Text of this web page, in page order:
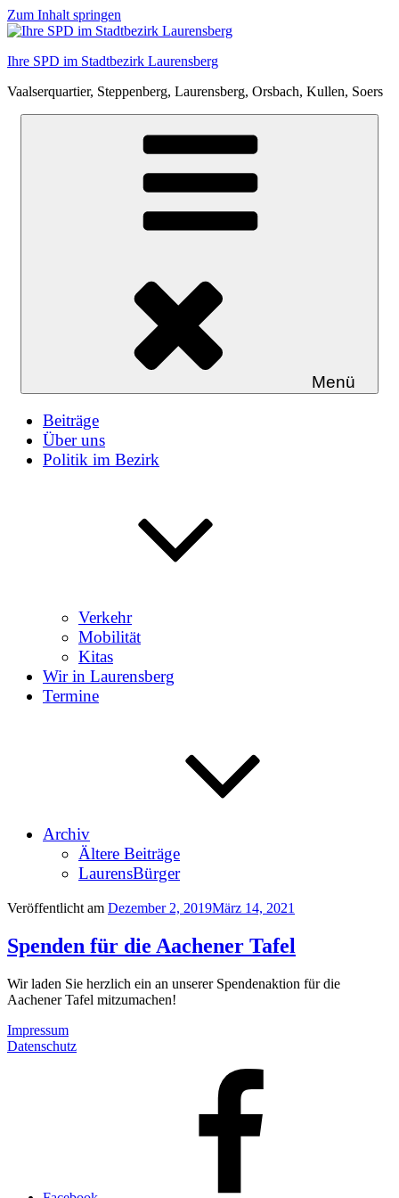
Zum Inhalt springen
Ihre SPD im Stadtbezirk Laurensberg
Vaalserquartier, Steppenberg, Laurensberg, Orsbach, Kullen, Soers
Menü
Beiträge
Über uns
Politik im Bezirk
Verkehr
Mobilität
Kitas
Wir in Laurensberg
Termine
Archiv
Ältere Beiträge
LaurensBürger
Veröffentlicht am Dezember 2, 2019März 14, 2021
Spenden für die Aachener Tafel
Wir laden Sie herzlich ein an unserer Spendenaktion für die
Aachener Tafel mitzumachen!
Impressum
Datenschutz